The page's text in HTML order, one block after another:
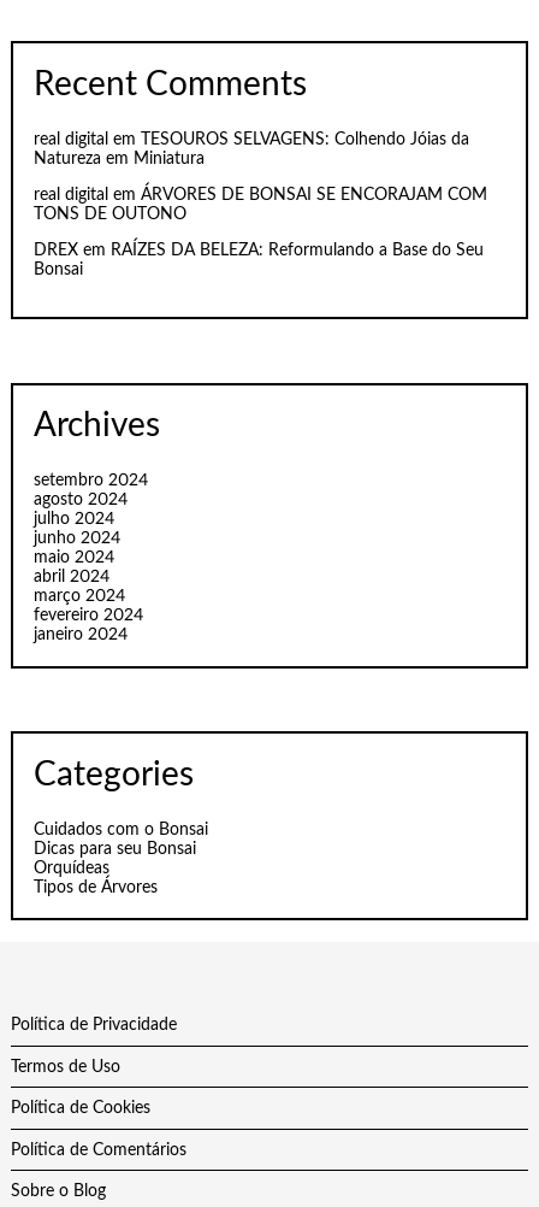
Recent Comments
real digital em
TESOUROS SELVAGENS: Colhendo Jóias da
Natureza em Miniatura
real digital emÁRVORES DE BONSAI SE ENCORAJAM COM
TONS DE OUTONO
DREX em RAÍZES DA BELEZA: Reformulando a Base do Seu
Bonsai
Archives
setembro 2024
agosto 2024
julho 2024
junho 2024
maio 2024
abril 2024
março 2024
fevereiro 2024
janeiro 2024
Categories
Cuidados com o Bonsai
Dicas para seu Bonsai
Orquídeas
Tipos de Árvores
Política de Privacidade
Termos de Uso
Política de Cookies
Política de Comentários
Sobre o Blog